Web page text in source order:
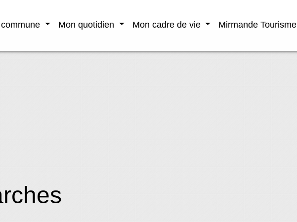
Mon quotidien Mon cadre de vie Mirmande Tourisme